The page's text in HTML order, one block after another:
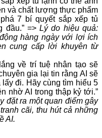
và chất lượng thực phẩm
7 bí quyết sắp xếp tủ
đầu.” =>Lý do hiệu quả:
hàng ngày với lợi ích
cung cấp lời khuyên từ
về trí tuệ nhân tạo sẽ
gia lại tin rằng AI sẽ
đi. Hãy cùng tìm hiểu 5
nhờ AI trong thập kỷ tới.”
đặt ra một quan điểm gây
cãi, thu hút cả những
AI.